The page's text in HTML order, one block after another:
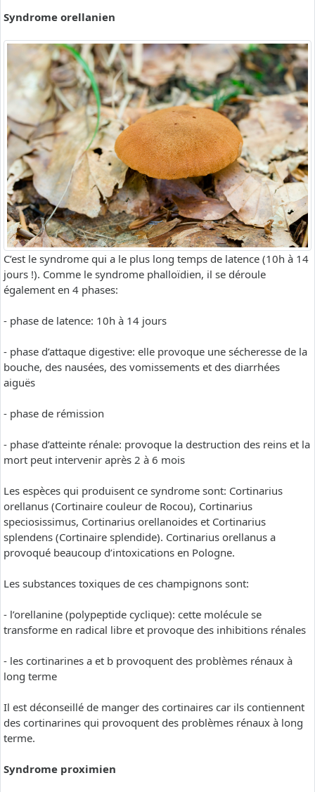
Syndrome orellanien
C’est le syndrome qui a le plus long temps de latence (10h à 14
jours !). Comme le syndrome phalloïdien, il se déroule
également en 4 phases:
- phase de latence: 10h à 14 jours
- phase d’attaque digestive: elle provoque une sécheresse de la
bouche, des nausées, des vomissements et des diarrhées
aiguës
- phase de rémission
- phase d’atteinte rénale: provoque la destruction des reins et la
mort peut intervenir après 2 à 6 mois
Les espèces qui produisent ce syndrome sont: Cortinarius
orellanus (Cortinaire couleur de Rocou), Cortinarius
speciosissimus, Cortinarius orellanoides et Cortinarius
splendens (Cortinaire splendide). Cortinarius orellanus a
provoqué beaucoup d’intoxications en Pologne.
Les substances toxiques de ces champignons sont:
- l’orellanine (polypeptide cyclique): cette molécule se
transforme en radical libre et provoque des inhibitions rénales
- les cortinarines a et b provoquent des problèmes rénaux à
long terme
Il est déconseillé de manger des cortinaires car ils contiennent
des cortinarines qui provoquent des problèmes rénaux à long
terme.
Syndrome proximien